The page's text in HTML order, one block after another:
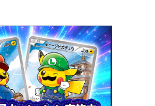
580円
500～600円
580円
500～600円
580円
500～600円
580円
500～600円
580円
500～600円
480円
400～500円